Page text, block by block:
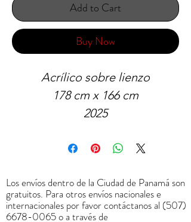
Add to Cart
Buy Now
Acrílico sobre lienzo
178 cm x 166 cm
2025
Los envíos dentro de la Ciudad de Panamá son
gratuitos. Para otros envíos nacionales e
internacionales por favor contáctanos al (507)
6678-0065o a través de